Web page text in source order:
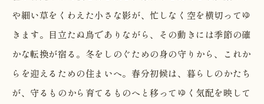
や細い草をくわえた小さな影が、忙しなく空を横切ってゆ
きます。目立たぬ鳥でありながら、その動きには季節の確
かな転換が宿る。冬をしのぐための身の守りから、これか
らを迎えるための住まいへ。春分初候は、暮らしのかたち
が、守るものから育てるものへと移ってゆく気配を映して